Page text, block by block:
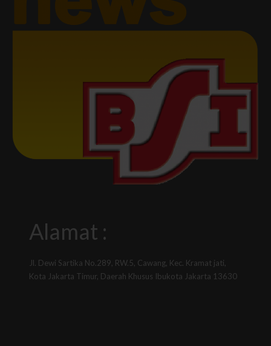
Alamat :
Jl. Dewi Sartika No.289, RW.5, Cawang, Kec. Kramat jati,
Kota Jakarta Timur, Daerah Khusus Ibukota Jakarta 13630